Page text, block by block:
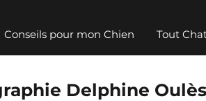
Conseils pour mon Chien Tout
Delphine Oulès